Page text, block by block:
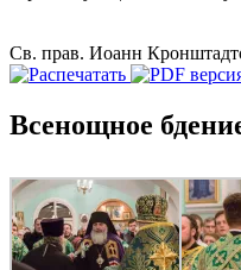
Св. прав. Иоанн
Всенощное